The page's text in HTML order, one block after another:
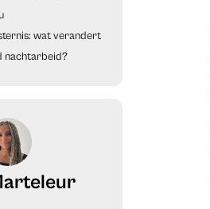
wat verandert
nachtarbeid?